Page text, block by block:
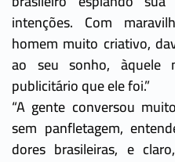
intenções. Com
homem muito criativo,
ao seu sonho,
publicitário que ele foi.”
“A gente conversou
sem panfletagem,
dores brasileiras, e